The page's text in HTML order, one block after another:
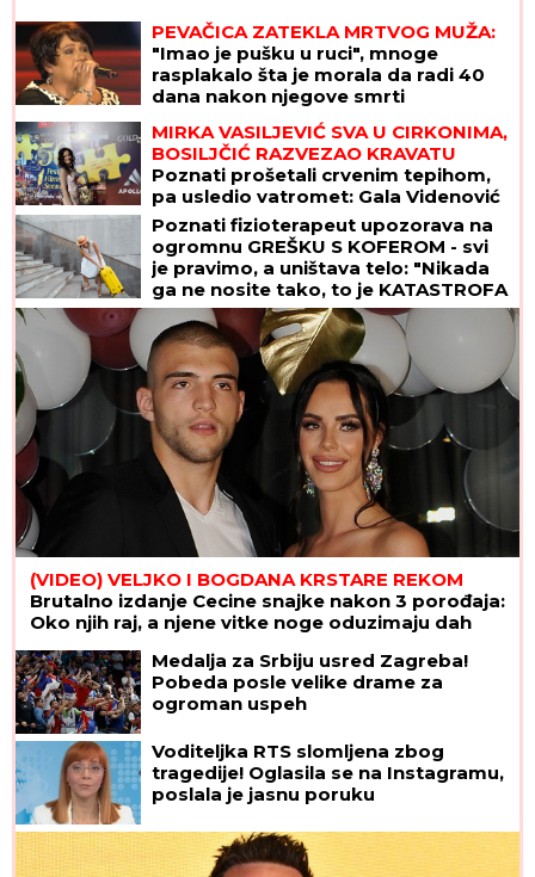
PEVAČICA ZATEKLA MRTVOG MUŽA:
"Imao je pušku u ruci", mnoge
rasplakalo šta je morala da radi 40
dana nakon njegove smrti
MIRKA VASILJEVIĆ SVA U CIRKONIMA,
BOSILJČIĆ RAZVEZAO KRAVATU
Poznati prošetali crvenim tepihom,
pa usledio vatromet: Gala Videnović
nakon mnogo vremena u javnosti
(Video)
Poznati fizioterapeut upozorava na
ogromnu GREŠKU S KOFEROM - svi
je pravimo, a uništava telo: "Nikada
ga ne nosite tako, to je KATASTROFA
ZA KIČMU!"
(VIDEO) VELJKO I BOGDANA KRSTARE REKOM
Brutalno izdanje Cecine snajke nakon 3 porođaja:
Oko njih raj, a njene vitke noge oduzimaju dah
Medalja za Srbiju usred Zagreba!
Pobeda posle velike drame za
ogroman uspeh
Voditeljka RTS slomljena zbog
tragedije! Oglasila se na Instagramu,
poslala je jasnu poruku